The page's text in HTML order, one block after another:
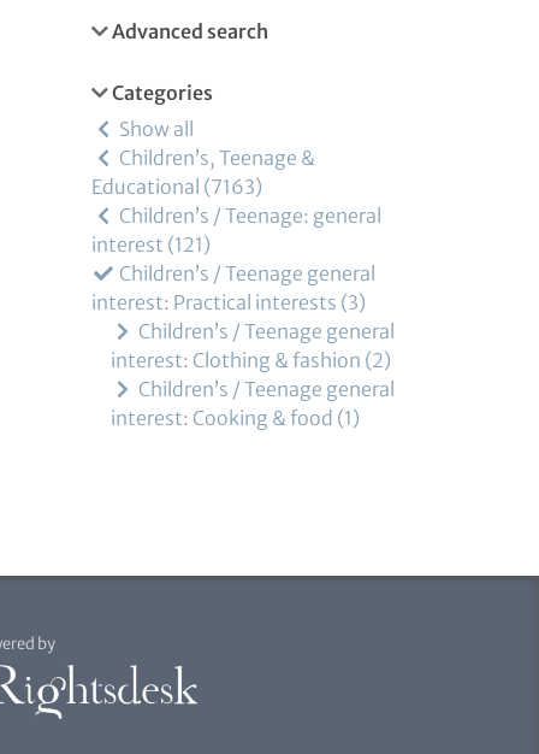
Advanced search
Categories
Show all
Children’s, Teenage &
Educational
7163
Children’s / Teenage: general
interest 121
Children’s / Teenage general
interest: Practical interests 3
Children’s / Teenage general
interest: Clothing & fashion 2
Children’s / Teenage general
interest: Cooking & food
1
by